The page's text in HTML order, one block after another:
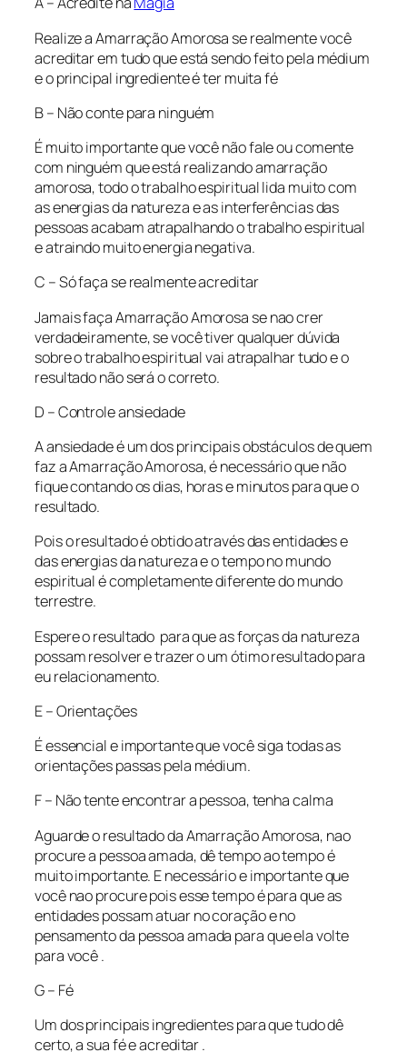
Realize a Amarração Amorosa se realmente você
acreditar em tudo que está sendo feito pela médium
e o principal ingrediente é ter muita fé
B – Não conte para ninguém
É muito importante que você não fale ou comente
com ninguém que está realizando amarração
amorosa, todo o trabalho espiritual lida muito com
as energias da natureza e as interferências das
pessoas acabam atrapalhando o trabalho espiritual
e atraindo muito energia negativa.
C – Só faça se realmente acreditar
Jamais faça Amarração Amorosa se nao crer
verdadeiramente, se você tiver qualquer dúvida
sobre o trabalho espiritual vai atrapalhar tudo e o
resultado não será o correto.
D – Controle ansiedade
A ansiedade é um dos principais obstáculos de quem
faz a Amarração Amorosa, é necessário que não
fique contando os dias, horas e minutos para que o
resultado.
Pois o resultado é obtido através das entidades e
das energias da natureza e o tempo no mundo
espiritual é completamente diferente do mundo
terrestre.
Espere o resultado para que as forças da natureza
possam resolver e trazer o um ótimo resultado para
eu relacionamento.
E – Orientações
É essencial e importante que você siga todas as
orientações passas pela médium.
F – Não tente encontrar a pessoa, tenha calma
Aguarde o resultado da Amarração Amorosa, nao
procure a pessoa amada, dê tempo ao tempo é
muito importante. E necessário e importante que
você nao procure pois esse tempo é para que as
entidades possam atuar no coração e no
pensamento da pessoa amada para que ela volte
para você .
G – Fé
Um dos principais ingredientes para que tudo dê
certo, a sua fé e acreditar .